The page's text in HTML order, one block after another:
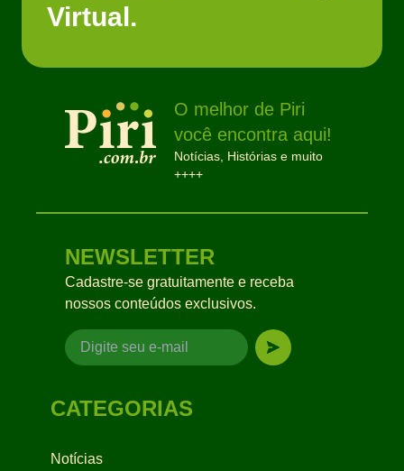
Virtual.
O melhor de Piri
você encontra aqui!
Notícias, Histórias e muito
++++
NEWSLETTER
Cadastre-se gratuitamente e receba
nossos conteúdos exclusivos.
CATEGORIAS
Notícias